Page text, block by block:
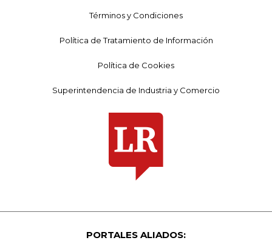
Términos y Condiciones
Política de Tratamiento de Información
Política de Cookies
Superintendencia de Industria y Comercio
PORTALES ALIADOS: